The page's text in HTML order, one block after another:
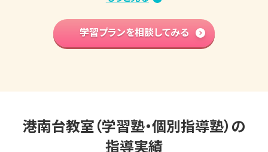
中学先取り学習プラン
英語検定対策 プラン
学習プランを相談してみる
港南台教室（学習塾・個別指導塾）の
指導実績